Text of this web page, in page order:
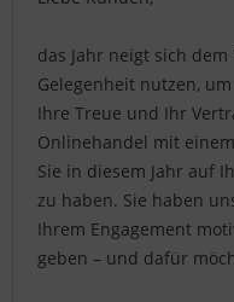
das Jahr neigt sich
Gelegenheit nutzen,
Ihre Treue und Ihr
Onlinehandel mit
Sie in diesem Jahr auf
zu haben. Sie haben
Ihrem Engagement
geben – und dafür